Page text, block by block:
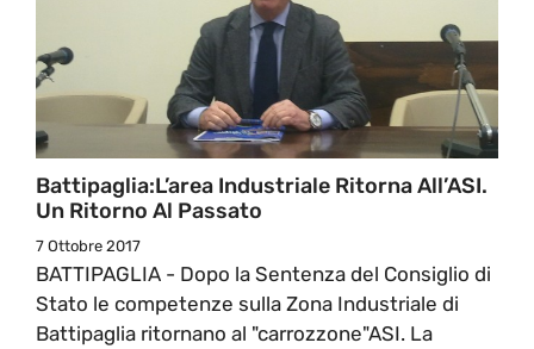
Battipaglia:L’area Industriale Ritorna All’ASI.
Un Ritorno Al Passato
7 Ottobre 2017
BATTIPAGLIA - Dopo la Sentenza del Consiglio di
Stato le competenze sulla Zona Industriale di
Battipaglia ritornano al "carrozzone"ASI. La